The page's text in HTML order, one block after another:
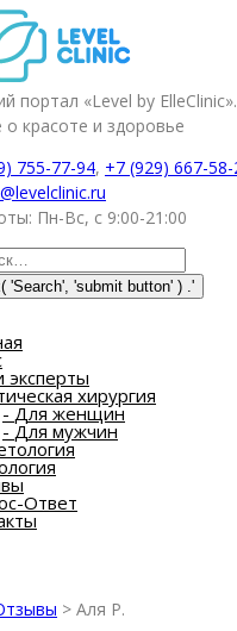
портал «Level by
о красоте и здоровье
755-77-94, +7 (929) 667-
Пн-Вс, с 9:00-21:00
хирургия
- Для женщин
- Для мужчин
Ответ
> Аля Р.